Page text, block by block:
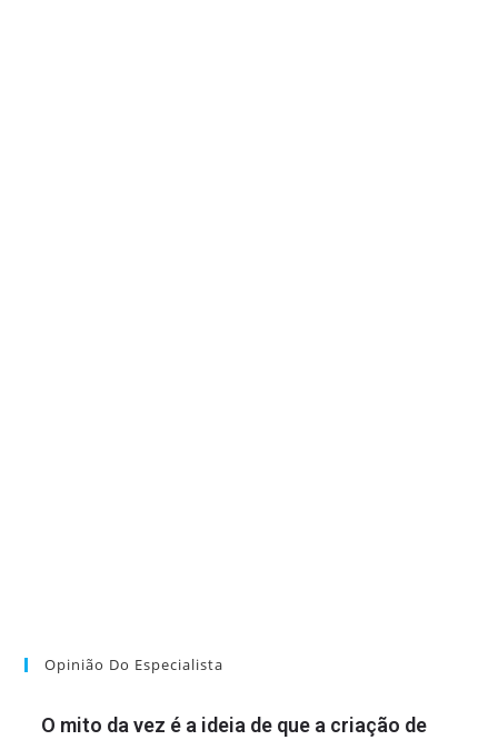
Opinião Do Especialista
O mito da vez é a ideia de que a criação de